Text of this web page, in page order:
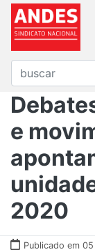
e
2020
Publicado em